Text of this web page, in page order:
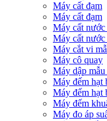
Máy cất đạm
Máy cất đạm
Máy cất nước
Máy cất nước
Máy cắt vi
Máy cô quay
Máy dập
Máy đếm hạt
Máy đếm hạt
Máy đếm
Máy đo áp